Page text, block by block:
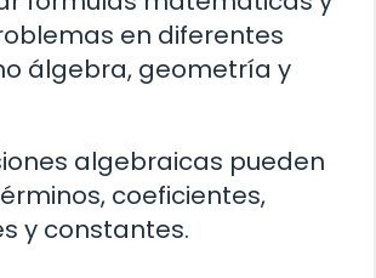
en diferentes
álgebra, geometría y
algebraicas pueden
coeficientes,
y constantes.